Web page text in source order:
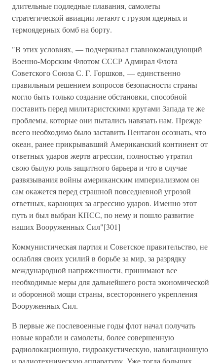
длительные подледные плавания, самолеты
стратегической авиации летают с грузом ядерных и
термоядерных бомб на борту.
"В этих условиях, — подчеркивал главнокомандующий
Военно-Морским Флотом СССР Адмирал Флота
Советского Союза С. Г. Горшков, — единственно
правильным решением вопросов безопасности страны
могло быть только создание обстановки, способной
поставить перед милитаристскими кругами Запада те же
проблемы, которые они пытались навязать нам. Прежде
всего необходимо было заставить Пентагон осознать, что
океан, ранее прикрывавший Американский континент от
ответных ударов жертв агрессии, полностью утратил
свою былую роль защитного барьера и что в случае
развязывания войны американским империализмом он
сам окажется перед страшной повседневной угрозой
ответных, карающих за агрессию ударов. Именно этот
путь и был выбран КПСС, по нему и пошло развитие
наших Вооруженных Сил"[301]
Коммунистическая партия и Советское правительство, не
ослабляя своих усилий в борьбе за мир, за разрядку
международной напряженности, принимают все
необходимые меры для дальнейшего роста экономической
и оборонной мощи страны, всестороннего укрепления
Вооруженных Сил.
В первые же послевоенные годы флот начал получать
новые корабли и самолеты, более совершенную
радиолокационную, гидроакустическую, навигационную
и радиотехническую аппаратуру. Уже тогда больших